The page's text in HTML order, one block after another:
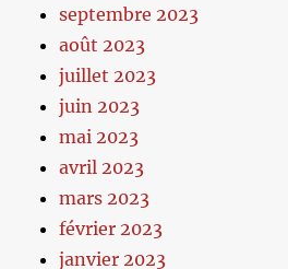
septembre 2023
août 2023
juillet 2023
juin 2023
mai 2023
avril 2023
mars 2023
février 2023
janvier 2023